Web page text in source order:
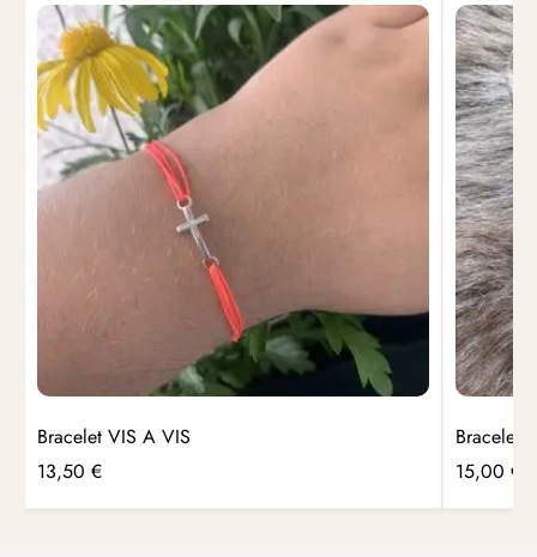
Bracelet VIS A VIS
13,50 €
Bracelet
15,00€